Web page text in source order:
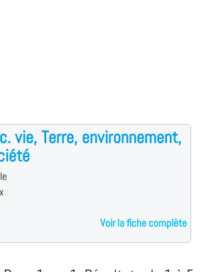
vie, Terre, environnement,
Voir la fiche complète